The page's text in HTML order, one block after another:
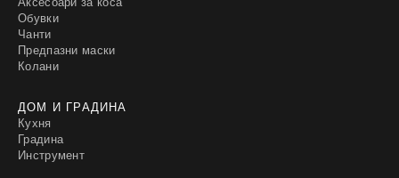
Обувки
Чанти
Предпазни маски
Колани
ДОМ И ГРАДИНА
Кухня
Градина
Инструмент